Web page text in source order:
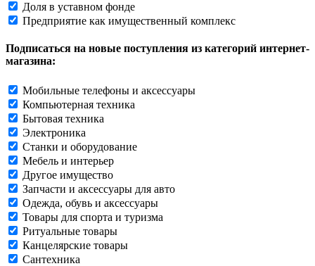
Доля в уставном фонде
Предприятие как имущественный комплекс
Подписаться на новые поступления из категорий интернет-
магазина:
Мобильные телефоны и аксессуары
Компьютерная техника
Бытовая техника
Электроника
Станки и оборудование
Мебель и интерьер
Другое имущество
Запчасти и аксессуары для авто
Одежда, обувь и аксессуары
Товары для спорта и туризма
Ритуальные товары
Канцелярские товары
Сантехника